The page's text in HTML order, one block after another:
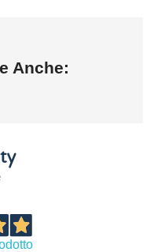
Anche: